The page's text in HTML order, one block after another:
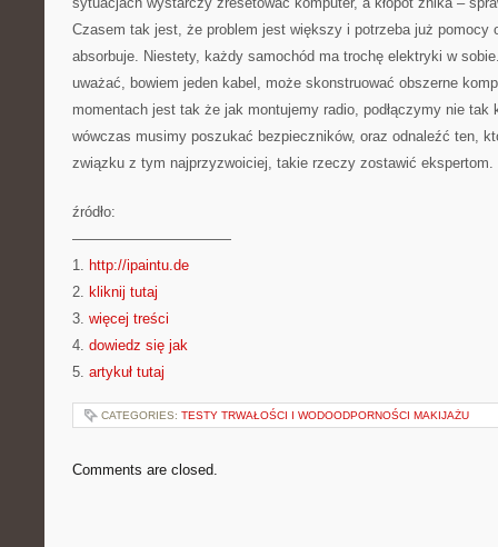
Czasem tak jest, że problem jest większy i potrzeba już pomocy
absorbuje. Niestety, każdy samochód ma trochę elektryki w
uważać, bowiem jeden kabel, może skonstruować obszerne
momentach jest tak że jak montujemy radio, podłączymy nie tak
wówczas musimy poszukać bezpieczników, oraz odnaleźć ten,
związku z tym najprzyzwoiciej, takie rzeczy zostawić ekspertom.
źródło:
———————————
1. http://ipaintu.de
2. kliknij tutaj
3. więcej treści
4. dowiedz się jak
5. artykuł tutaj
CATEGORIES: TESTY TRWAŁOŚCI I WODOODPORNOŚCI MAKIJAŻU
Comments are closed.